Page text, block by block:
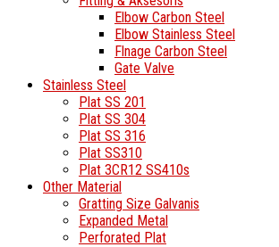
Elbow Carbon Steel
Elbow Stainless Steel
Flnage Carbon Steel
Gate Valve
Stainless Steel
Plat SS 201
Plat SS 304
Plat SS 316
Plat SS310
Plat 3CR12 SS410s
Other Material
Gratting Size Galvanis
Expanded Metal
Perforated Plat